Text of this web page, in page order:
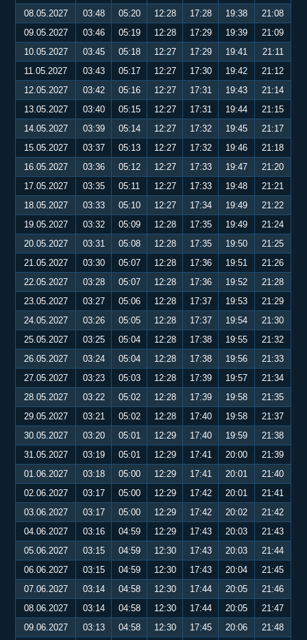
08.05.2027
03:48 05:20 12:28 17:28 19:38
21:08
09.05.2027
03:46 05:19 12:28 17:29 19:39
21:09
10.05.2027
03:45 05:18 12:27 17:29 19:41
21:11
11.05.2027
03:43 05:17 12:27 17:30 19:42
21:12
12.05.2027
03:42 05:16 12:27 17:31 19:43
21:14
13.05.2027
03:40 05:15 12:27 17:31 19:44
21:15
14.05.2027
03:39 05:14 12:27 17:32 19:45
21:17
15.05.2027
03:37 05:13 12:27 17:32 19:46
21:18
16.05.2027
03:36 05:12 12:27 17:33 19:47
21:20
17.05.2027
03:35 05:11 12:27 17:33 19:48
21:21
18.05.2027
03:33 05:10 12:27 17:34 19:49
21:22
19.05.2027
03:32 05:09 12:28 17:35 19:49
21:24
20.05.2027
03:31 05:08 12:28 17:35 19:50
21:25
21.05.2027
03:30 05:07 12:28 17:36 19:51
21:26
22.05.2027
03:28 05:07 12:28 17:36 19:52
21:28
23.05.2027
03:27 05:06 12:28 17:37 19:53
21:29
24.05.2027
03:26 05:05 12:28 17:37 19:54
21:30
25.05.2027
03:25 05:04 12:28 17:38 19:55
21:32
26.05.2027
03:24 05:04 12:28 17:38 19:56
21:33
27.05.2027
03:23 05:03 12:28 17:39 19:57
21:34
28.05.2027
03:22 05:02 12:28 17:39 19:58
21:35
29.05.2027
03:21 05:02 12:28 17:40 19:58
21:37
30.05.2027
03:20 05:01 12:29 17:40 19:59
21:38
31.05.2027
03:19 05:01 12:29 17:41 20:00
21:39
01.06.2027
03:18 05:00 12:29 17:41 20:01
21:40
02.06.2027
03:17 05:00 12:29 17:42 20:01
21:41
03.06.2027
03:17 05:00 12:29 17:42 20:02
21:42
04.06.2027
03:16 04:59 12:29 17:43 20:03
21:43
05.06.2027
03:15 04:59 12:30 17:43 20:03
21:44
06.06.2027
03:15 04:59 12:30 17:43 20:04
21:45
07.06.2027
03:14 04:58 12:30 17:44 20:05
21:46
08.06.2027
03:14 04:58 12:30 17:44 20:05
21:47
09.06.2027
03:13 04:58 12:30 17:45 20:06
21:48